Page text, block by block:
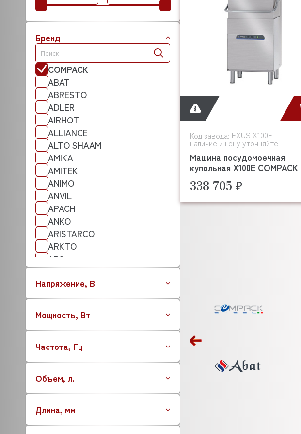
Бренд
COMPACK
ABAT
ABRESTO
ADLER
AIRHOT
ALLIANCE
ALTO SHAAM
AMIKA
AMITEK
ANIMO
ANVIL
APACH
ANKO
ARISTARCO
ARKTO
APS
ATA
ATESY (АТЕСИ)
ATOLLSPEED
BASSANINA
BEAR VARIMIXER
BECKERS
BERTOS
BESSERVACUUM
BAKEBERRY
BARBOSSA P.L.
BOKNI
Напряжение, В
Мощность, Вт
Частота, Гц
Объем, л.
Длина, мм
Код завода: EXUS X100E
наличие и цену уточняйте
Машина посудомоечная
купольная X100E COMPACK
338 705 ₽